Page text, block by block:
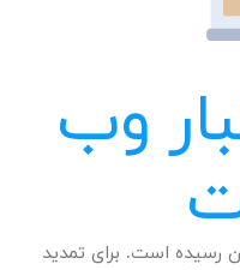
وب
است. برای تمدید